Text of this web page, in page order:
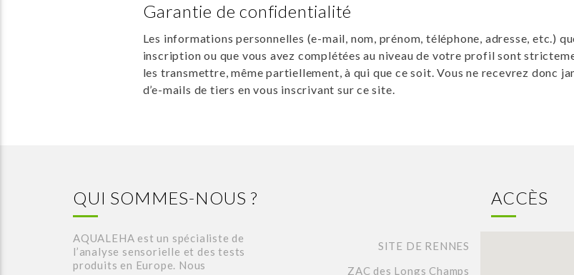
Garantie de confidentialité
Les informations personnelles (e-mail, nom, prénom, téléphone, adresse, etc.)
inscription ou que vous avez complétées au niveau de votre profil sont
les transmettre, même partiellement, à qui que ce soit. Vous ne recevrez donc
d’e-mails de tiers en vous inscrivant sur ce site.
QUI SOMMES-NOUS ?
AQUALEHA est un spécialiste de
l’analyse sensorielle et des tests
produits en Europe. Nous
ACCÈS
SITE DE RENNES
ZAC des Longs Champs